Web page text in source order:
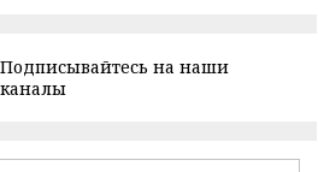
Подписывайтесь на наши
каналы